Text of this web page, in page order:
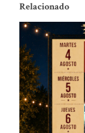
Relacionado